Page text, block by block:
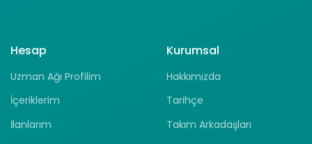
Hesap
Uzman Ağı Profilim
İçeriklerim
İlanlarım
Kurumsal
Hakkımızda
Tarihçe
Takım Arkadaşları